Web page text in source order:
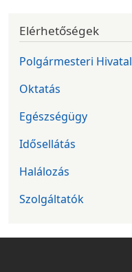
Elérhetőségek
Polgármesteri Hivatal
Oktatás
Egészségügy
Idősellátás
Halálozás
Szolgáltatók